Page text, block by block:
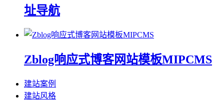
址导航
Zblog响应式博客网站模板MIPCMS
建站案例
建站风格